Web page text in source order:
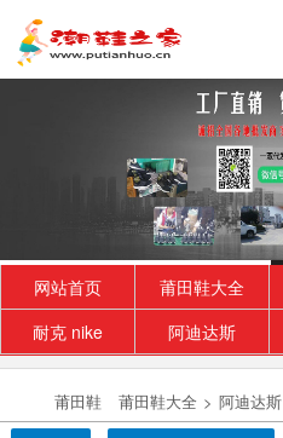
网站首页 莆田鞋大全
耐克 nike
阿迪达斯
莆田鞋 莆田鞋大全 > 阿迪达斯